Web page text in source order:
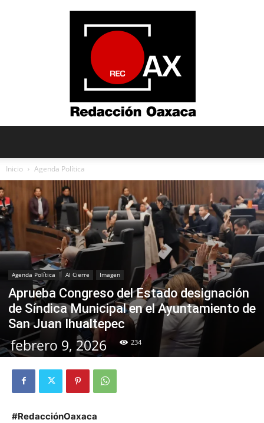
Oaxaca
Inicio Agenda Política
Agenda Política Al Cierre Imagen
Aprueba Congreso del Estado designación
de Síndica Municipal en el Ayuntamiento de
San Juan Ihualtepec
febrero 9, 2026 234
#RedacciónOaxaca